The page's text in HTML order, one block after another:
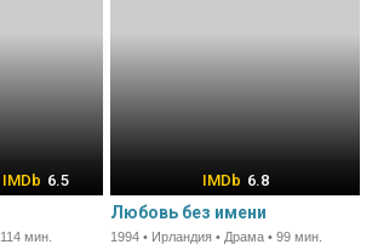
6.5
мин.
6.8
Любовь без имени
1994 • Ирландия • Драма • 99 мин.